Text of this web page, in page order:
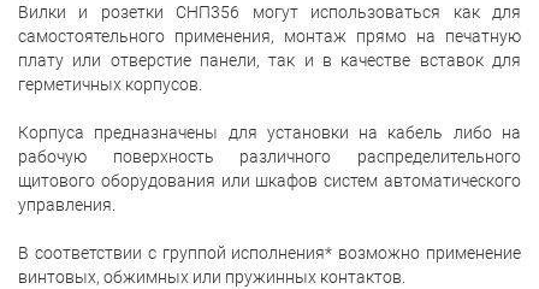
Вилки и розетки СНП356 могут использоваться как для
самостоятельного применения, монтаж прямо на печатную
плату или отверстие панели, так и в качестве вставок для
герметичных корпусов.
Корпуса предназначены для установки на кабель либо на
рабочую поверхность различного распределительного
щитового оборудования или шкафов систем автоматического
управления.
В соответствии с группой исполнения* возможно применение
винтовых, обжимных или пружинных контактов.